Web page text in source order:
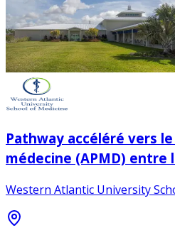
Pathway accéléré vers
médecine (APMD) entre
Western Atlantic University